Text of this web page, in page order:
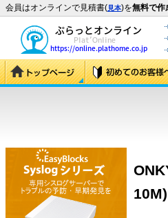
会員はオンラインで見積書(見本)を無料で作
10M)